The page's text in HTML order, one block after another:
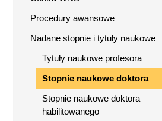
Procedury awansowe
Nadane stopnie i tytuły naukowe
Tytuły naukowe profesora
Stopnie naukowe doktora
Stopnie naukowe doktora
habilitowanego